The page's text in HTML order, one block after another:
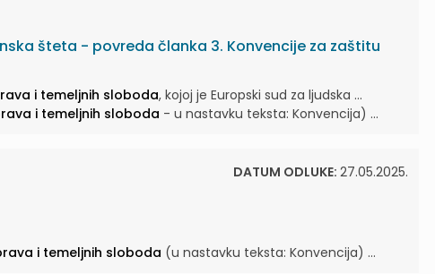
šteta - povreda članka 3. Konvencije za zaštitu
i temeljnih sloboda, kojoj je Europski sud za ljudska ...
i temeljnih sloboda - u nastavku teksta: Konvencija) ...
DATUM ODLUKE: 27.05.2025.
i temeljnih sloboda (u nastavku teksta: Konvencija) ...